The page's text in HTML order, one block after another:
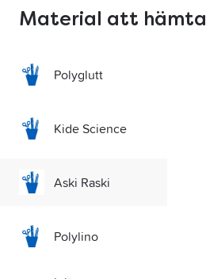
Material att hämta
Polyglutt
Kide Science
Aski Raski
Polylino